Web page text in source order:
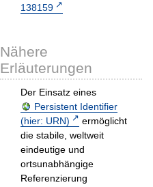
138159
Nähere
Erläuterungen
Der Einsatz eines
Persistent Identifier
(hier: URN)
ermöglicht
die stabile, weltweit
eindeutige und
ortsunabhängige
Referenzierung